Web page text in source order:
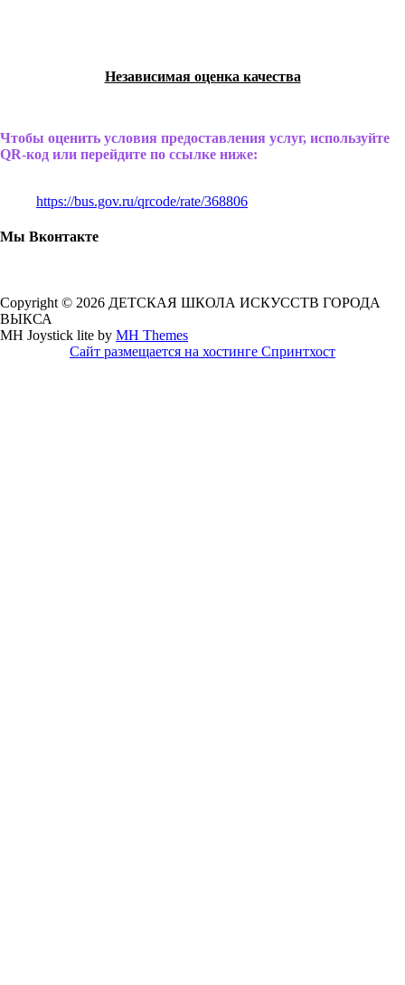
Независимая оценка качества
Чтобы оценить условия предоставления услуг, используйте
QR-код или перейдите по ссылке ниже:
https://bus.gov.ru/qrcode/rate/368806
Мы Вконтакте
Copyright © 2026 ДЕТСКАЯ ШКОЛА ИСКУССТВ ГОРОДА
ВЫКСА
MH Joystick lite by MH Themes
Сайт размещается на хостинге Спринтхост